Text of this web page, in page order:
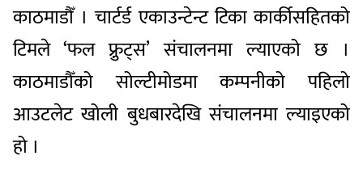
काठमाडौँ । चार्टर्ड एकाउन्टेन्ट टिका कार्कीसहितको
टिमले ‘फल फ़्रुट्स’ संचालनमा ल्याएको छ ।
काठमाडौँको सोल्टीमोडमा कम्पनीको पहिलो
आउटलेट खोली बुधबारदेखि संचालनमा ल्याइएको
हो ।